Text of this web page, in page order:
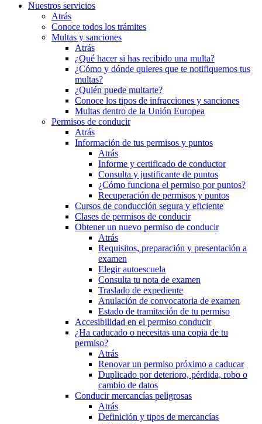
Nuestros servicios
Atrás
Conoce todos los trámites
Multas y sanciones
Atrás
¿Qué hacer si has recibido una multa?
¿Cómo y dónde quieres que te notifiquemos tus
multas?
¿Quién puede multarte?
Conoce los tipos de infracciones y sanciones
Multas dentro de la Unión Europea
Permisos de conducir
Atrás
Información de tus permisos y puntos
Atrás
Informe y certificado de conductor
Consulta y justificante de puntos
¿Cómo funciona el permiso por puntos?
Recuperación de permisos y puntos
Cursos de conducción segura y eficiente
Clases de permisos de conducir
Obtener un nuevo permiso de conducir
Atrás
Requisitos, preparación y presentación a
examen
Elegir autoescuela
Consulta tu nota de examen
Traslado de expediente
Anulación de convocatoria de examen
Estado de tramitación de tu permiso
Accesibilidad en el permiso conducir
¿Ha caducado o necesitas una copia de tu
permiso?
Atrás
Renovar un permiso próximo a caducar
Duplicado por deterioro, pérdida, robo o
cambio de datos
Conducir mercancías peligrosas
Atrás
Definición y tipos de mercancías